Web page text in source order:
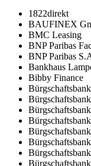
1822direkt
BAUFINEX
BMC Leasing
BNP Paribas
BNP Paribas
Bankhaus
Bibby Finance